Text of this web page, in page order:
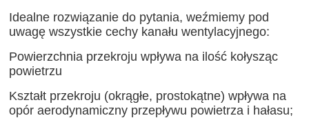
Idealne rozwiązanie do pytania, weźmiemy pod
uwagę wszystkie cechy kanału wentylacyjnego:
Powierzchnia przekroju wpływa na ilość kołysząc
powietrzu
Kształt przekroju (okrągłe, prostokątne) wpływa na
opór aerodynamiczny przepływu powietrza i hałasu;